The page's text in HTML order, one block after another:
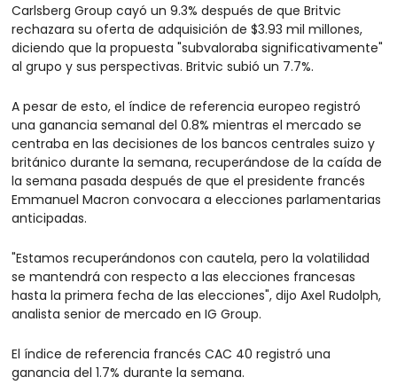
Carlsberg Group cayó un 9.3% después de que Britvic
rechazara su oferta de adquisición de $3.93 mil millones,
diciendo que la propuesta "subvaloraba significativamente"
al grupo y sus perspectivas. Britvic subió un 7.7%.
A pesar de esto, el índice de referencia europeo registró
una ganancia semanal del 0.8% mientras el mercado se
centraba en las decisiones de los bancos centrales suizo y
británico durante la semana, recuperándose de la caída de
la semana pasada después de que el presidente francés
Emmanuel Macron convocara a elecciones parlamentarias
anticipadas.
"Estamos recuperándonos con cautela, pero la volatilidad
se mantendrá con respecto a las elecciones francesas
hasta la primera fecha de las elecciones", dijo Axel Rudolph,
analista senior de mercado en IG Group.
El índice de referencia francés CAC 40 registró una
ganancia del 1.7% durante la semana.